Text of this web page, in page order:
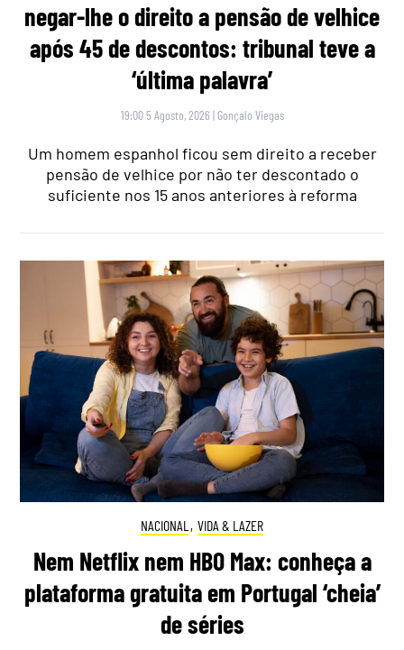
negar-lhe o direito a pensão de velhice
após 45 de descontos: tribunal teve a
‘última palavra’
19:00 5 Agosto, 2026 | Gonçalo Viegas
Um homem espanhol ficou sem direito a receber
pensão de velhice por não ter descontado o
suficiente nos 15 anos anteriores à reforma
NACIONAL , VIDA & LAZER
Nem Netflix nem HBO Max: conheça a
plataforma gratuita em Portugal ‘cheia’
de séries